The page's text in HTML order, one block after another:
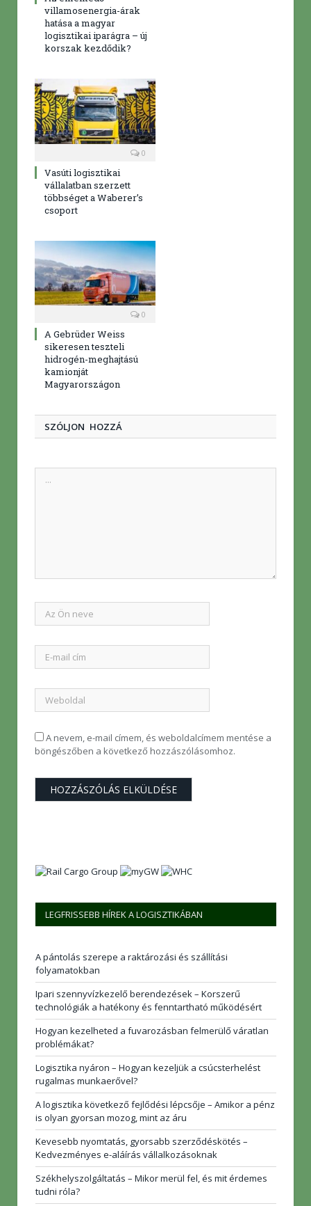
villamosenergia-árak
hatása a magyar
logisztikai iparágra – új
korszak kezdődik?
0
Vasúti logisztikai
vállalatban szerzett
többséget a Waberer’s
csoport
0
A Gebrüder Weiss
sikeresen teszteli
hidrogén-meghajtású
kamionját
Magyarországon
SZÓLJON HOZZÁ
A nevem, e-mail címem, és weboldalcímem mentése a
böngészőben a következő hozzászólásomhoz.
LEGFRISSEBB HÍREK A LOGISZTIKÁBAN
A pántolás szerepe a raktározási és szállítási
folyamatokban
Ipari szennyvízkezelő berendezések – Korszerű
technológiák a hatékony és fenntartható működésért
Hogyan kezelheted a fuvarozásban felmerülő váratlan
problémákat?
Logisztika nyáron – Hogyan kezeljük a csúcsterhelést
rugalmas munkaerővel?
A logisztika következő fejlődési lépcsője – Amikor a pénz
is olyan gyorsan mozog, mint az áru
Kevesebb nyomtatás, gyorsabb szerződéskötés –
Kedvezményes e-aláírás vállalkozásoknak
Székhelyszolgáltatás – Mikor merül fel, és mit érdemes
tudni róla?